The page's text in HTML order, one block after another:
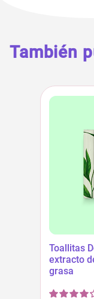
También
Toallitas
extracto
grasa